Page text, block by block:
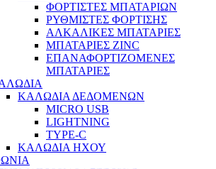
ΦΟΡΤΙΣΤΕΣ ΜΠΑΤΑΡΙΩΝ
ΡΥΘΜΙΣΤΕΣ ΦΟΡΤΙΣΗΣ
ΑΛΚΑΛΙΚΕΣ ΜΠΑΤΑΡΙΕΣ
ΜΠΑΤΑΡΙΕΣ ZINC
ΕΠΑΝΑΦΟΡΤΙΖΟΜΕΝΕΣ
ΜΠΑΤΑΡΙΕΣ
ΚΑΛΩΔΙΑ ΔΕΔΟΜΕΝΩΝ
MICRO USB
LIGHTNING
TYPE-C
ΚΑΛΩΔΙΑ ΗΧΟΥ